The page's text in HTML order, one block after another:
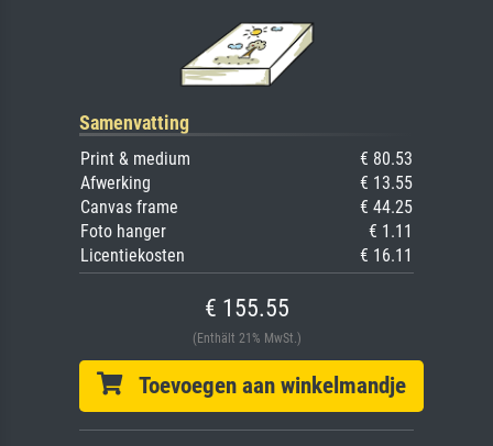
Samenvatting
Print & medium
€ 80.53
Afwerking
€ 13.55
Canvas frame
€ 44.25
Foto hanger
€ 1.11
Licentiekosten
€ 16.11
€ 155.55
(Enthält 21% MwSt.)
Toevoegen aan winkelmandje